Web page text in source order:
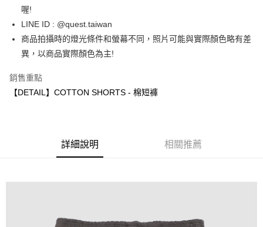
ATM付款
運送方式
每筆NT$60，滿NT$1,500(含以上)免運費
7-11取貨付款
喔!
LINE ID : @quest.taiwan
商品拍攝時的燈光條件和螢幕不同，照片可能與實際顏色略有差
異，以商品實際顏色為主!
銷售重點
【DETAIL】COTTON SHORTS - 棉短褲
詳細說明 相關推薦